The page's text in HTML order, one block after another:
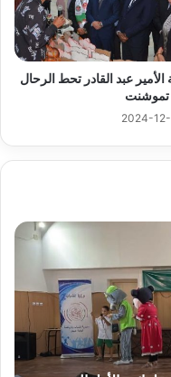
الأمير عبد القادر تحط الرحال
تموشنت
2024-